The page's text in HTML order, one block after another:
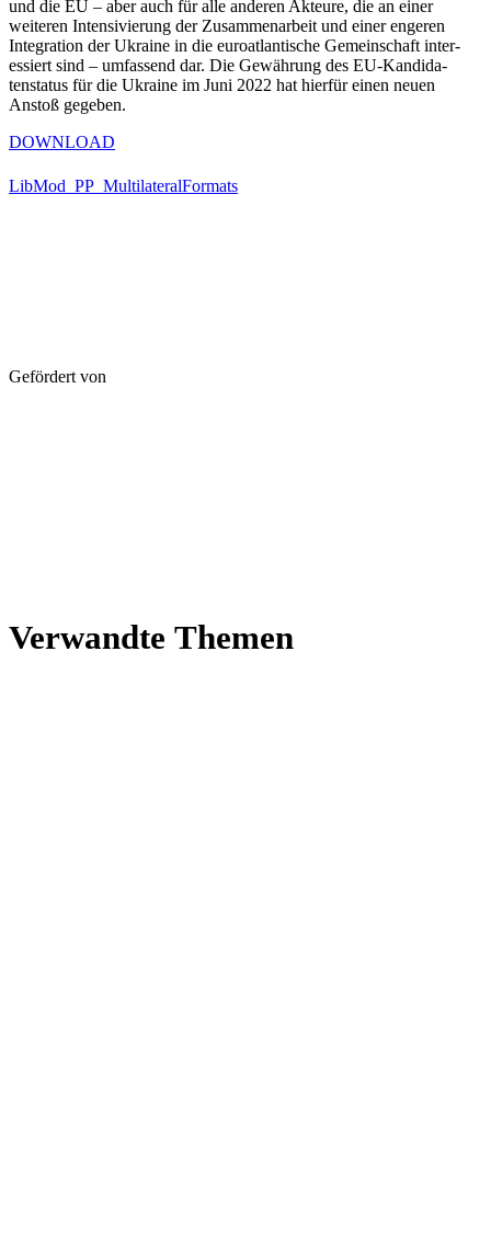
und die EU – aber auch für alle anderen Akteure, die an einer
wei­te­ren Inten­si­vie­rung der Zusam­men­ar­beit und einer engeren
Inte­gra­tion der Ukraine in die euroat­lan­ti­sche Gemein­schaft inter­
es­siert sind – umfas­send dar. Die Gewäh­rung des EU-Kan­di­da­
ten­sta­tus für die Ukraine im Juni 2022 hat hierfür einen neuen
Anstoß gegeben.
DOWNLOAD
LibMod_​PP_​MultilateralFormats
Geför­dert von
Ver­wandte Themen